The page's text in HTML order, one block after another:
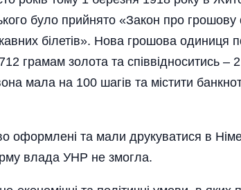
було прийнято «Закон про
білетів». Нова грошова одиниця
грамам золота та співвідноситись –
мала на 100 шагів та містити
оформлені та мали друкуватися в
влада УНР не змогла.